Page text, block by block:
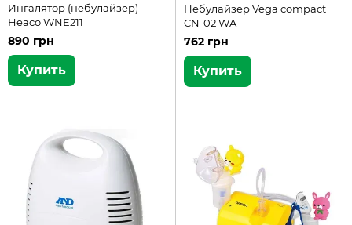
Ингалятор (небулайзер)
Heaco WNE211
890 грн
Купить
Небулайзер Vega compact
CN-02 WA
762 грн
Купить